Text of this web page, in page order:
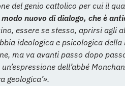
del genio cattolico per cui il
nuovo di dialogo, che è
essere se stesso, aprirsi agli
ideologica e psicologica
ma va avanti passo dopo
dell’abbé
geologica’».